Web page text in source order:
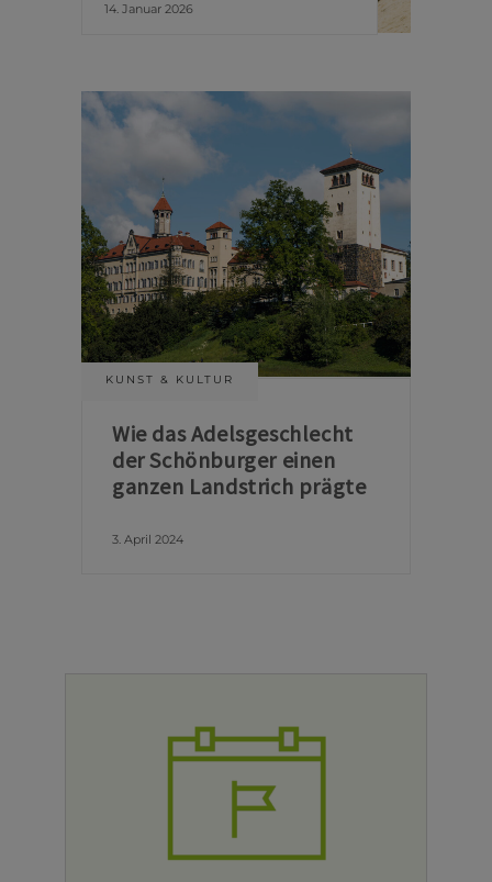
14. Januar 2026
KUNST & KULTUR
Wie das Adelsgeschlecht
der Schönburger einen
ganzen Landstrich prägte
3. April 2024